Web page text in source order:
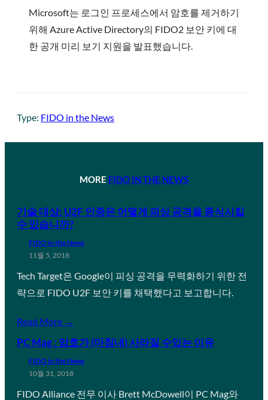
Microsoft는 로그인 프로세스에서 암호를 제거하기
위해 Azure Active Directory의 FIDO2 보안 키에 대
한 공개 미리 보기 지원을 발표했습니다.
Type: FIDO in the News
MORE FIDO IN THE NEWS
기술 대상: U2F 인증은 어떻게 피싱 공격을 종식시킬
수 있습니까?
FIDO in the News
11월 5, 2018
Tech Target은 Google이 피싱 공격을 무력화하기 위한 전
략으로 FIDO U2F 보안 키를 채택했다고 보고합니다.
Read More →
PC Mag : 암호가 (마침내) 사라질 수있는 이유
FIDO in the News
10월 31, 2018
FIDO Alliance 전무 이사 Brett McDowell이 PC Mag와